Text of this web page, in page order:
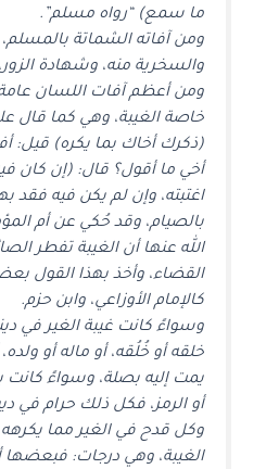
ما سمع) “رواه مسلم”.
ومن آفاته الشماتة بالمسلم،
والسخرية منه، وشهادة
ومن أعظم آفات اللسان
خاصة الغيبة، وهي كما قال
(ذكرك أخاك بما يكره) قيل:
أخي ما أقول؟ قال: (إن كان
اغتبته، وإن لم يكن فيه فقد
بالصيام، وقد حُكي عن أم
الله عنها أن الغيبة تفطر
القضاء، وأخذ بهذا القول
كالإمام الأوزاعي، وابن حزم.
وسواءً كانت غيبة الغير في
خلقه أو خُلُقه، أو ماله أو
يمت إليه بصلة، وسواءً كانت
أو الرمز، فكل ذلك حرام في
وكل قدح في الغير مما
الغيبة، وهي درجات: